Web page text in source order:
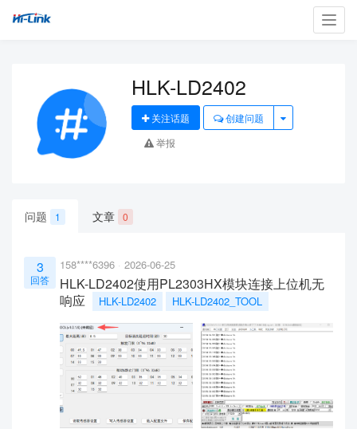
HLK-LD2402
关注话题
创建问题
举报
问题 1 文章 0
3
回答
158****6396 2026-06-25
HLK-LD2402使用PL2303HX模块连接上位机无
响应
HLK-LD2402 HLK-LD2402_TOOL